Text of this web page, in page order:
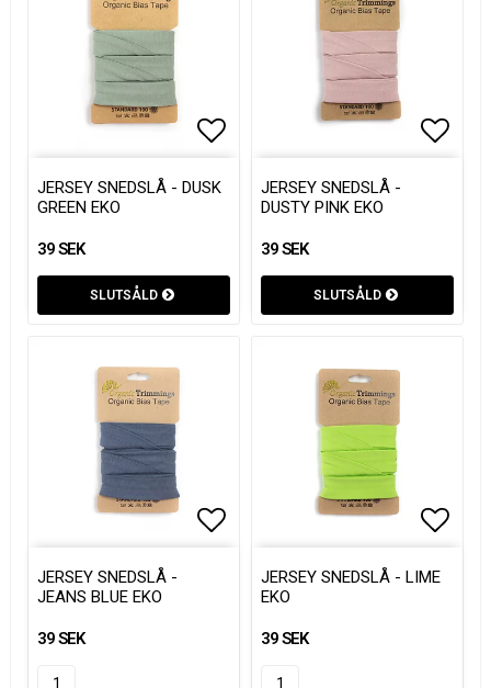
JERSEY SNEDSLÅ - DUSK
GREEN EKO
39 SEK
SLUTSÅLD
JERSEY SNEDSLÅ -
DUSTY PINK EKO
39 SEK
SLUTSÅLD
JERSEY SNEDSLÅ -
JEANS BLUE EKO
39 SEK
JERSEY SNEDSLÅ - LIME
EKO
39 SEK